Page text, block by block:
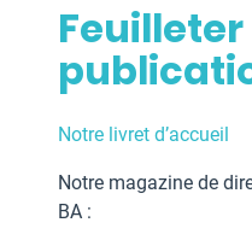
Notre livret d’accueil
Notre magazine de
BA :